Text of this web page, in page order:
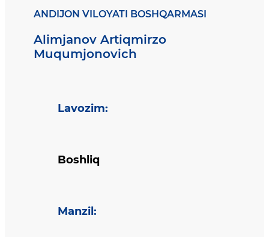
ANDIJON VILOYATI BOSHQARMASI
Alimjanov Artiqmirzo
Muqumjonovich
Lavozim:
Boshliq
Manzil :